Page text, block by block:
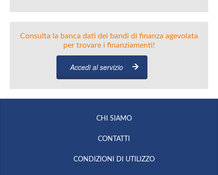
Consulta la banca dati dei bandi di finanza agevolata
per trovare i finanziamenti!
Accedi al servizio
CHI SIAMO
CONTATTI
CONDIZIONI DI UTILIZZO